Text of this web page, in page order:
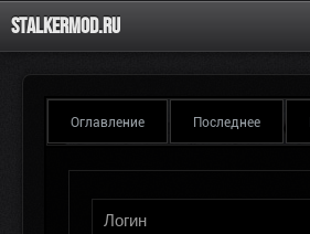
Stalkermod.ru
Оглавление Последнее